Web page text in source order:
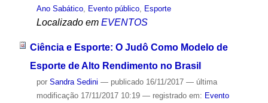
Ano Sabático, Evento público, Esporte
Localizado em EVENTOS
Ciência e Esporte: O Judô Como Modelo de
Esporte de Alto Rendimento no Brasil
por Sandra Sedini — publicado16/11/2017 — última
modificação17/11/2017 10:19 — registrado em: Evento